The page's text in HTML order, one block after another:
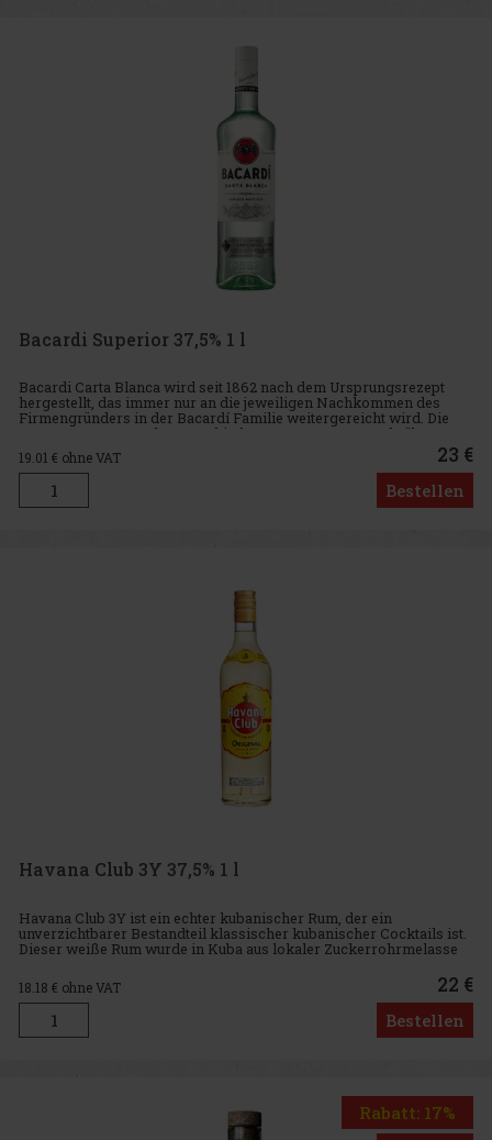
Bacardi Superior 37,5% 1 l
Bacardi Carta Blanca wird seit 1862 nach dem Ursprungsrezept
hergestellt, das immer nur an die jeweiligen Nachkommen des
Firmengründers in der Bacardí Familie weitergereicht wird. Die
Zusammensetzung der verschiedenen Rumsorten wurde über
Generatione
19.01 € ohne VAT 23 €
Bestellen
Havana Club 3Y 37,5% 1 l
Havana Club 3Y ist ein echter kubanischer Rum, der ein
unverzichtbarer Bestandteil klassischer kubanischer Cocktails ist.
Dieser weiße Rum wurde in Kuba aus lokaler Zuckerrohrmelasse
18.18 € ohne VAT 22 €
Bestellen
Rabatt: 17%